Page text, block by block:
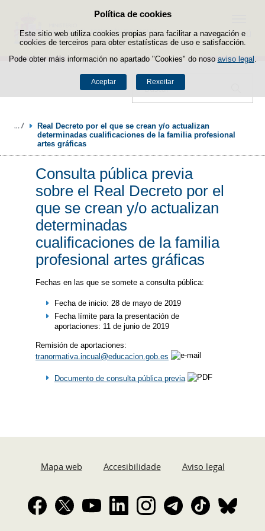
Política de cookies
Este sitio web utiliza cookies propias para facilitar a navegación e
cookies de terceiros para obter estatísticas de uso e satisfacción.
Pode obter máis información no apartado "Cookies" do noso aviso legal
Aceptar Rexeitar
Saltar ao contido
Buscador
Menú
Real Decreto por el que se crean y/o actualizan
determinadas cualificaciones de la familia profesional
artes gráficas
Consulta pública previa
sobre el Real Decreto por el
que se crean y/o actualizan
determinadas
cualificaciones de la familia
profesional artes gráficas
Fechas en las que se somete a consulta pública:
Fecha de inicio: 28 de mayo de 2019
Fecha límite para la presentación de
aportaciones: 11 de junio de 2019
Remisión de aportaciones:
tranormativa.incual@educacion.gob.es
Documento de consulta pública previa
Mapa web Accesibilidade Aviso legal